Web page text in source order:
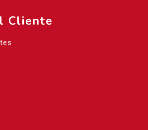
Cliente